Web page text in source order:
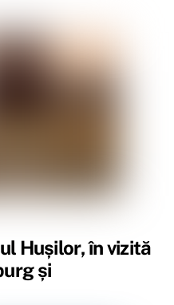
Hușilor, în vizită
și